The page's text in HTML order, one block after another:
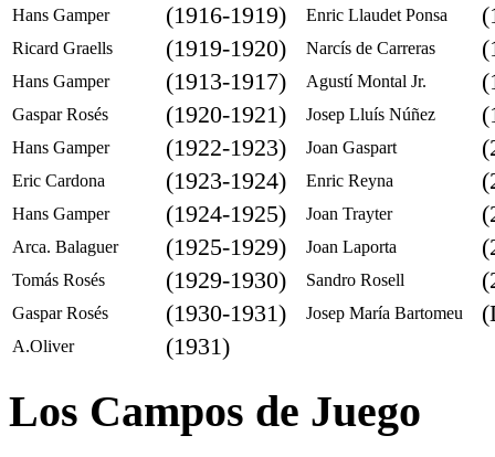
Hans Gamper (1916-1919) Enric Llaudet Ponsa
Ricard Graells (1919-1920) Narcís de Carreras
Hans Gamper (1913-1917) Agustí Montal Jr.
Gaspar Rosés (1920-1921) Josep Lluís Núñez
Hans Gamper (1922-1923) Joan Gaspart
Eric Cardona (1923-1924) Enric Reyna
Hans Gamper (1924-1925) Joan Trayter
Arca. Balaguer (1925-1929) Joan Laporta
Tomás Rosés (1929-1930) Sandro Rosell
Gaspar Rosés (1930-1931) Josep María Bartomeu
A.Oliver (1931)
Los Campos de Juego